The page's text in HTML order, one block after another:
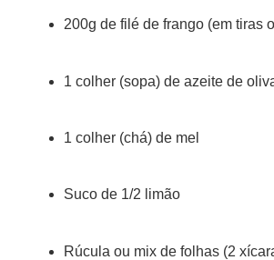
200g de filé de frango (em tiras
1 colher (sopa) de azeite de
1 colher (chá) de mel
Suco de 1/2 limão
Rúcula ou mix de folhas (2